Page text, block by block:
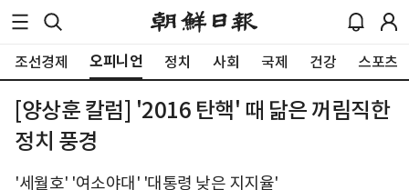
조선경제 오피니언 정치 사회 국제 건강 스포츠
[양상훈 칼럼] '2016 탄핵' 때 닮은 꺼림직한
정치 풍경
'세월호' '여소야대' '대통령 낮은 지지율'